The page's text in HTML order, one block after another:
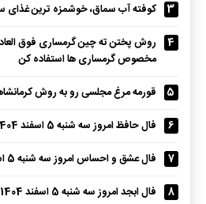
3
کوفته آب سماق، خوشمزه ترین غذای
4
روش پختن ته چین گرمساری فوق
مخصوص گرمساری ها استفاده کن
5
قورمه مرغ مجلسی رو به روش
6
فال حافظ امروز سه شنبه 5 اسفند 1404
7
فال عشق و احساس امروز سه شنبه 5 اسفند 1404
8
فال ابجد امروز سه شنبه 5 اسفند 1404؛ رمز آرامش